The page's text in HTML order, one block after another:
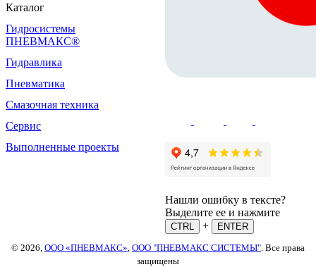
Каталог
Гидросистемы
ПНЕВМАКС®
Гидравлика
Пневматика
Смазочная техника
Сервис
Выполненные проекты
Нашли ошибку в тексте?
Выделите ее и нажмите
CTRL +
ENTER
© 2026, ООО «ПНЕВМАКС» ООО "ПНЕВМАКС СИСТЕМЫ" . Все права
защищены